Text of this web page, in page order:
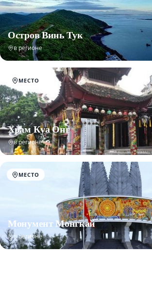
Остров Винь Тук
в регионе
МЕСТО
Храм Куа Онг
в регионе
МЕСТО
Монумент Монгкай
в регионе